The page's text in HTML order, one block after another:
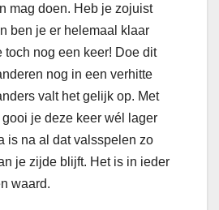
mag doen. Heb je zojuist
ben je er helemaal klaar
toch nog een keer! Doe dit
nog in een verhitte
valt het gelijk op. Met
je deze keer wél lager
is na al dat valsspelen zo
je zijde blijft. Het is in ieder
waard.